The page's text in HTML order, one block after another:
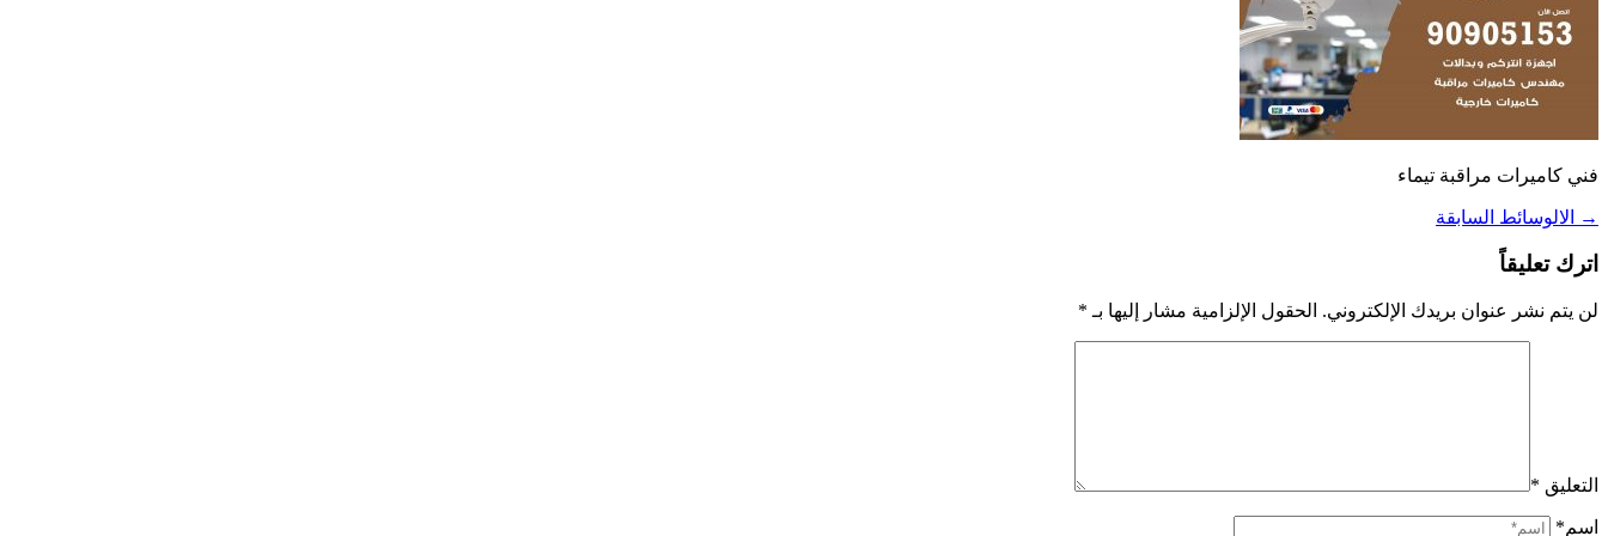
فني كاميرات مراقبة تيماء
→ الالوسائط السابقة
اترك تعليقاً
لن يتم نشر عنوان بريدك الإلكتروني. الحقول الإلزامية مشار إليها بـ *
التعليق *
اسم*